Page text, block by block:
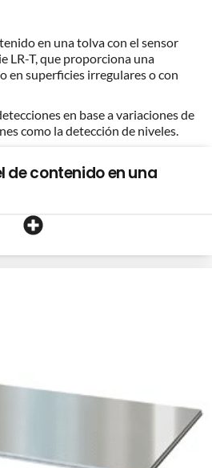
en una tolva con el sensor
LR-T, que proporciona una
en superficies irregulares o con
en base a variaciones de
como la detección de niveles.
de contenido en una